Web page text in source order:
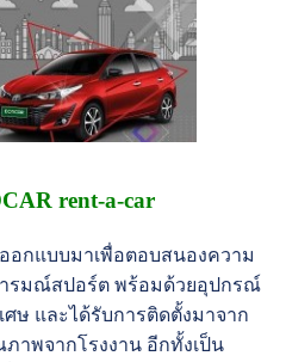
rent-a-car
อกแบบมาเพื่อตอบสนองความ
รมณ์สปอร์ต พร้อมด้วยอุปกรณ์
ษ และได้รับการติดตั้งมาจาก
าพจากโรงงาน อีกทั้งเป็น